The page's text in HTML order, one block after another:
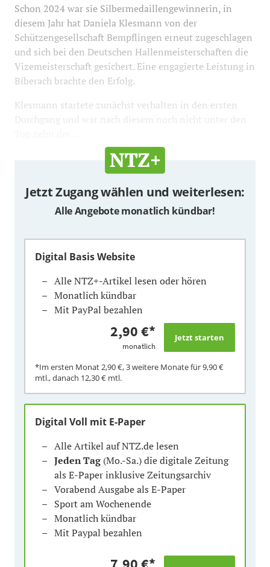
Schon 2024 war sie Silbermedaillengewinnerin, in
diesem Jahr hat Daniela Klesmann von der
Schützengesellschaft Bempflingen erneut zugeschlagen
und sich bei den Deutschen Hallenmeisterschaften die
Vizemeisterschaft gesichert. Eine engagierte Leistung in
Biberach brachte den Erfolg.
Klesmann startete zunächst verhalten in den ersten
Durchgang und war nach diesem noch nicht unter den
Jetzt Zugang wählen und weiterlesen:
Alle Angebote monatlich kündbar!
Digital Basis Website
Alle NTZ+-Artikel lesen oder hören
Monatlich kündbar
Mit PayPal bezahlen
2,90 €*
monatlich
*Im ersten Monat2,90 €, 3 weitere Monate für9,90 €
mtl., danach 12,30 € mtl.
Digital Voll mit E-Paper
Alle Artikel auf NTZ.de lesen
Jeden Tag(Mo.-Sa.) die digitale Zeitung
als E-Paper inklusive Zeitungsarchiv
Vorabend Ausgabe als E-Paper
Sport am Wochenende
Monatlich kündbar
Mit Paypal bezahlen